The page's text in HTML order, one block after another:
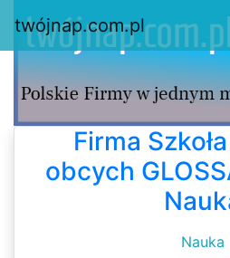
twójnap.com.pl
Firma
obcych
Nauka